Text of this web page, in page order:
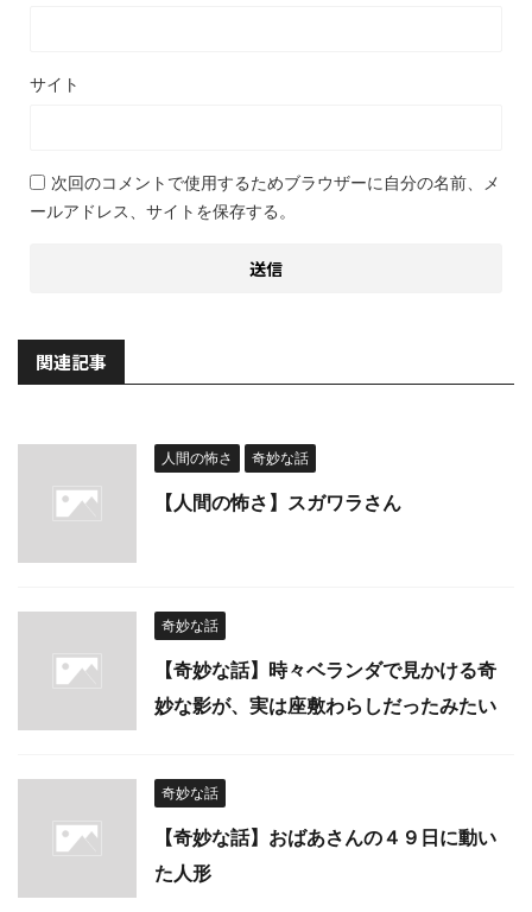
サイト
次回のコメントで使用するためブラウザーに自分の名前、メ
ールアドレス、サイトを保存する。
関連記事
人間の怖さ 奇妙な話
【人間の怖さ】スガワラさん
奇妙な話
【奇妙な話】時々ベランダで見かける奇
妙な影が、実は座敷わらしだったみたい
奇妙な話
【奇妙な話】おばあさんの４９日に動い
た人形